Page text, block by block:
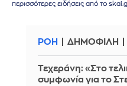
περισσότερες ειδήσεις από το
ΡΟΗ ΔΗΜΟΦΙΛΗ
Τεχεράνη: «Στο
συμφωνία για το